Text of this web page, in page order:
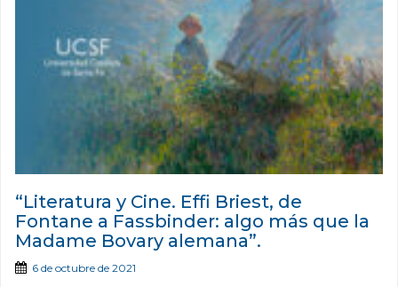
“Literatura y Cine. Effi Briest, de
Fontane a Fassbinder: algo más que la
Madame Bovary alemana”.
6 de octubre de 2021